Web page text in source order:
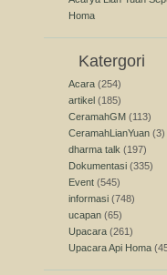
Homa
Katergori
Acara (254)
artikel (185)
CeramahGM (113)
CeramahLianYuan (3)
dharma talk (197)
Dokumentasi (335)
Event (545)
informasi (748)
ucapan (65)
Upacara (261)
Upacara Api Homa